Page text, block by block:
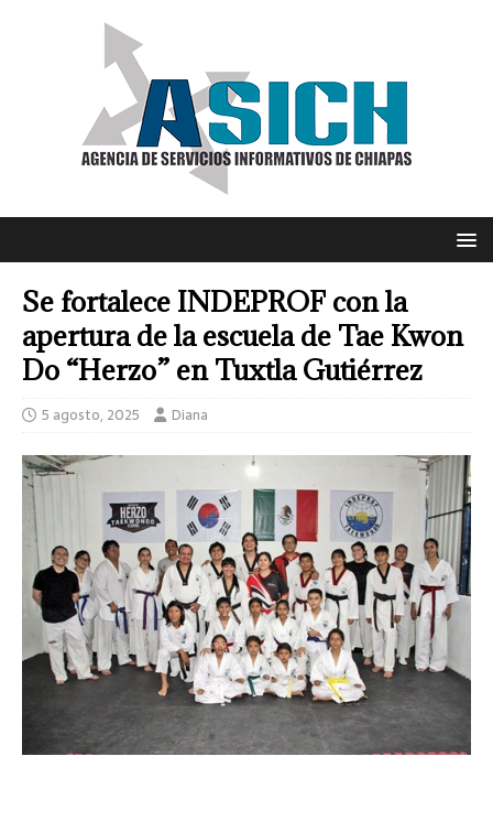
Se fortalece INDEPROF con la
apertura de la escuela de Tae Kwon
Do “Herzo” en Tuxtla Gutiérrez
5 agosto, 2025 Diana